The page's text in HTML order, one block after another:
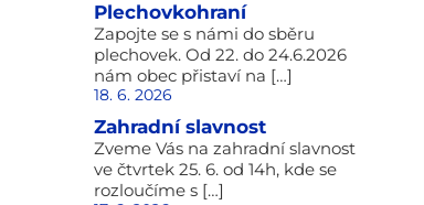
Plechovkohraní
Zapojte se s námi do sběru
plechovek. Od 22. do 24.6.2026
nám obec přistaví na […]
18. 6. 2026
Zahradní slavnost
Zveme Vás na zahradní slavnost
ve čtvrtek 25. 6. od 14h, kde se
rozloučíme s […]